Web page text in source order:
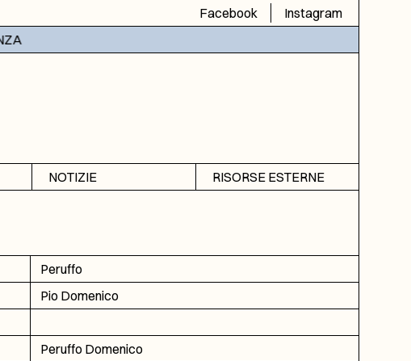
Facebook
Instagram
NOTIZIE
RISORSE ESTERNE
DGA
ICAR
Peruffo
Pio Domenico
Peruffo Domenico